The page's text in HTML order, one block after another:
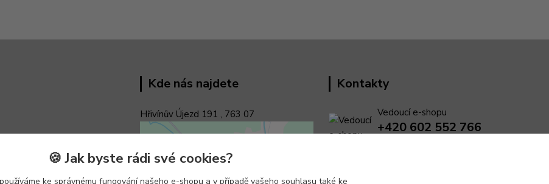
Kde nás najdete
Hřivínův Újezd 191 , 763 07
Kontakty
Vedoucí e-shopu
+420 602 552 766
🍪 Jak byste rádi své cookies?
ke správnému fungování našeho e-shopu a v případě vašeho souhlasu také ke